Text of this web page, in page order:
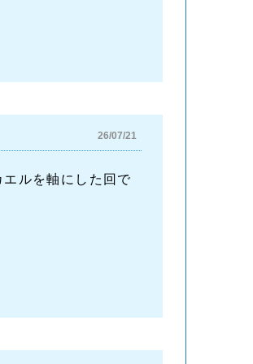
26/07/21
ルを軸にした回で